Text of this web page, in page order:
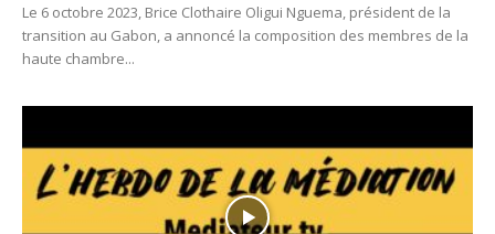
Le 6 octobre 2023, Brice Clothaire Oligui Nguema, président de la
transition au Gabon, a annoncé la composition des membres de la
haute chambre...